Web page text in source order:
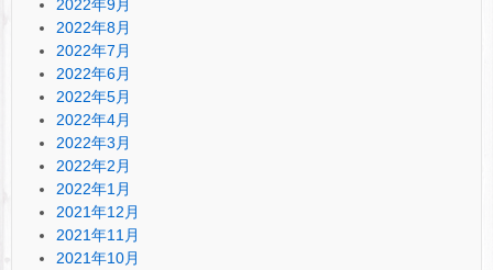
2022年9月
2022年8月
2022年7月
2022年6月
2022年5月
2022年4月
2022年3月
2022年2月
2022年1月
2021年12月
2021年11月
2021年10月